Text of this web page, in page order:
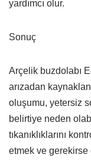
yardımcı olur.
Sonuç
Arçelik buzdolabı
arızadan
oluşumu, yetersiz
belirtiye neden
tıkanıklıklarını
etmek ve